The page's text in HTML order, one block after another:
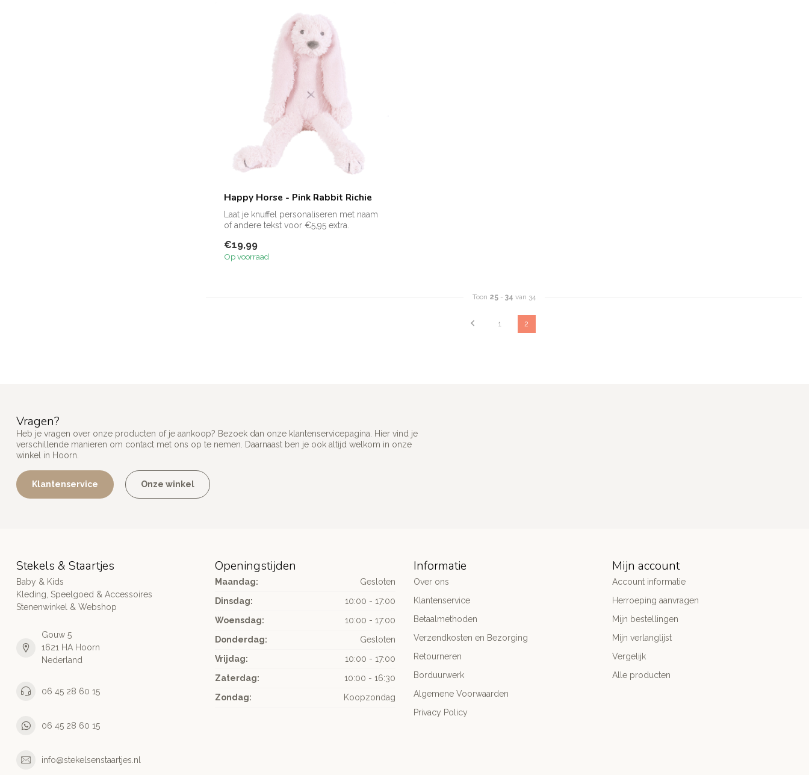
Happy Horse - Pink Rabbit Richie
Laat je knuffel personaliseren met naam
of andere tekst voor €5,95 extra.
€19,99
Op voorraad
Toon 25- 34 van 34
1 2
Vragen?
Heb je vragen over onze producten of je aankoop? Bezoek dan onze klantenservicepagina. Hier vind je
verschillende manieren om contact met ons op te nemen. Daarnaast ben je ook altijd welkom in onze
winkel in Hoorn.
Klantenservice Onze winkel
Stekels & Staartjes
Baby & Kids
Kleding, Speelgoed & Accessoires
Stenenwinkel & Webshop
Gouw 5
1621 HA Hoorn
Nederland
06 45 28 60 15
06 45 28 60 15
info@stekelsenstaartjes.nl
Openingstijden
Maandag:
Gesloten
Dinsdag:
10:00 - 17:00
Woensdag:
10:00 - 17:00
Donderdag:
Gesloten
Vrijdag:
10:00 - 17:00
Zaterdag:
10:00 - 16:30
Zondag:
Koopzondag
Informatie
Over ons
Klantenservice
Betaalmethoden
Verzendkosten en Bezorging
Retourneren
Borduurwerk
Algemene Voorwaarden
Privacy Policy
Mijn account
Account informatie
Herroeping aanvragen
Mijn bestellingen
Mijn verlanglijst
Vergelijk
Alle producten